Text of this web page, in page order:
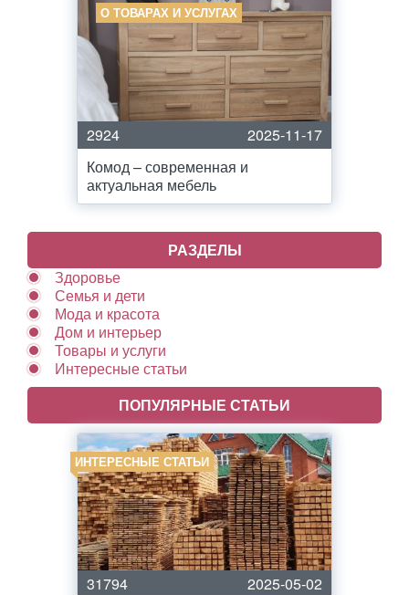
О ТОВАРАХ И УСЛУГАХ
2924
2025-11-17
Комод – современная и
актуальная мебель
РАЗДЕЛЫ
Здоровье
Семья и дети
Мода и красота
Дом и интерьер
Товары и услуги
Интересные статьи
ПОПУЛЯРНЫЕ СТАТЬИ
ИНТЕРЕСНЫЕ СТАТЬИ
31794
2025-05-02